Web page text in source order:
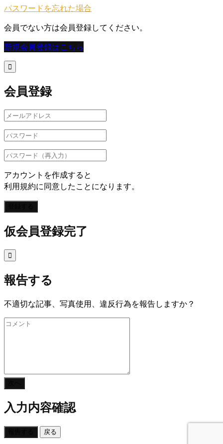
パスワードを忘れた場合
会員でない方は会員登録してください。
新規会員登録はこちら

会員登録
アカウントを作成すると
利用規約に同意したことになります。
仮会員登録完了

報告する
不適切な記事、写真使用、違反行為を報告しますか？
入力内容確認
戻る